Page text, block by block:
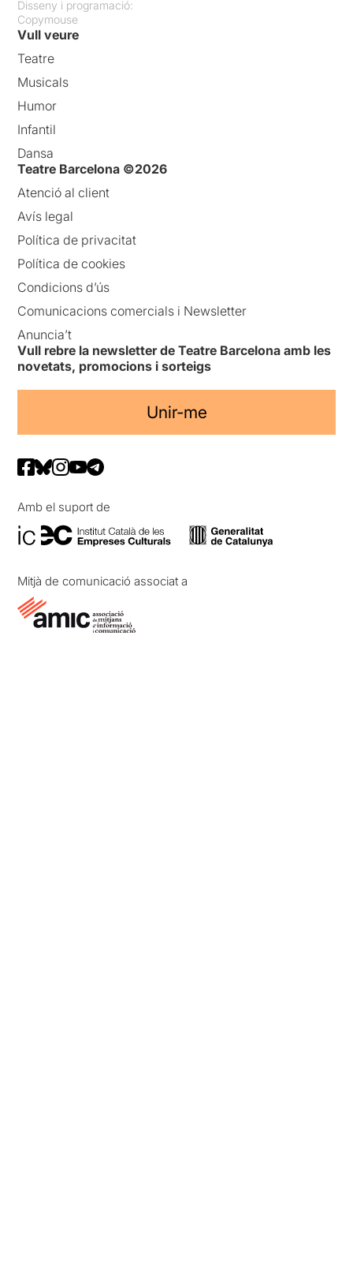
Disseny i programació:
Copymouse
Vull veure
Teatre
Musicals
Humor
Infantil
Dansa
Teatre Barcelona ©2026
Atenció al client
Avís legal
Política de privacitat
Política de cookies
Condicions d’ús
Comunicacions comercials i Newsletter
Anuncia’t
Vull rebre la newsletter de Teatre Barcelona amb les
novetats, promocions i sorteigs
Unir-me
Amb el suport de
Mitjà de comunicació associat a